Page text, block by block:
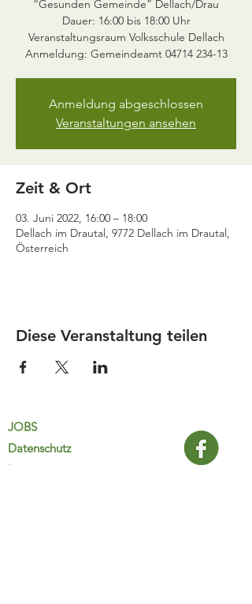
“Gesunden Gemeinde” Dellach/Drau
Dauer: 16:00 bis 18:00 Uhr
Veranstaltungsraum Volksschule Dellach
Anmeldung: Gemeindeamt 04714 234-13
Anmeldung abgeschlossen
Veranstaltungen ansehen
Zeit & Ort
03. Juni 2022, 16:00 – 18:00
Dellach im Drautal, 9772 Dellach im Drautal,
Österreich
Diese Veranstaltung teilen
JOBS
Datenschutz
Impressum